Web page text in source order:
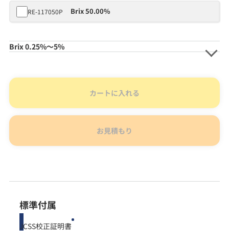
RE-117050P Brix 50.00%
Brix 0.25%～5%
カートに入れる
お見積もり
標準付属
JCSS校正証明書